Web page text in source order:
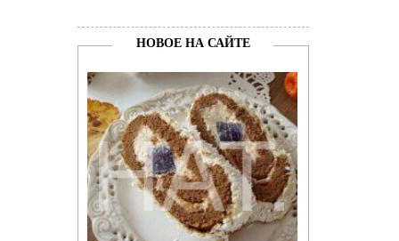
НОВОЕ НА САЙТЕ